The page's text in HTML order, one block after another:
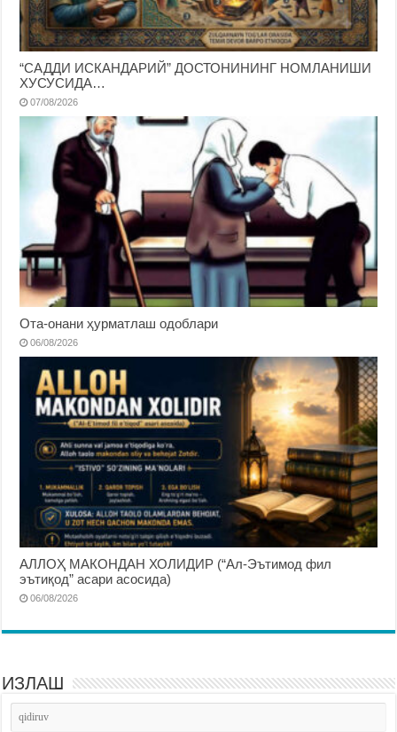
“САДДИ ИСКАНДАРИЙ” ДОСТОНИНИНГ НОМЛАНИШИ
ХУСУСИДА…
07/08/2026
Ота-онани ҳурматлаш одоблари
06/08/2026
АЛЛОҲ МАКОНДАН ХОЛИДИР (“Ал-Эътимод фил
эътиқод” асари асосида)
06/08/2026
ИЗЛАШ